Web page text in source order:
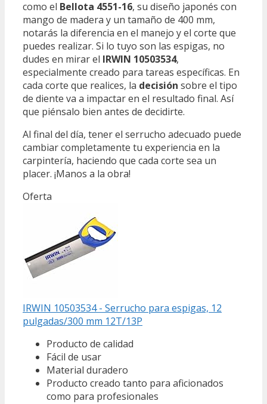
como el Bellota 4551-16, su diseño japonés con
mango de madera y un tamaño de 400 mm,
notarás la diferencia en el manejo y el corte que
puedes realizar. Si lo tuyo son las espigas, no
dudes en mirar el IRWIN 10503534,
especialmente creado para tareas específicas. En
cada corte que realices, la decisión sobre el tipo
de diente va a impactar en el resultado final. Así
que piénsalo bien antes de decidirte.
Al final del día, tener el serrucho adecuado puede
cambiar completamente tu experiencia en la
carpintería, haciendo que cada corte sea un
placer. ¡Manos a la obra!
Oferta
IRWIN 10503534 - Serrucho para espigas, 12
pulgadas/300 mm 12T/13P
Producto de calidad
Fácil de usar
Material duradero
Producto creado tanto para aficionados
como para profesionales